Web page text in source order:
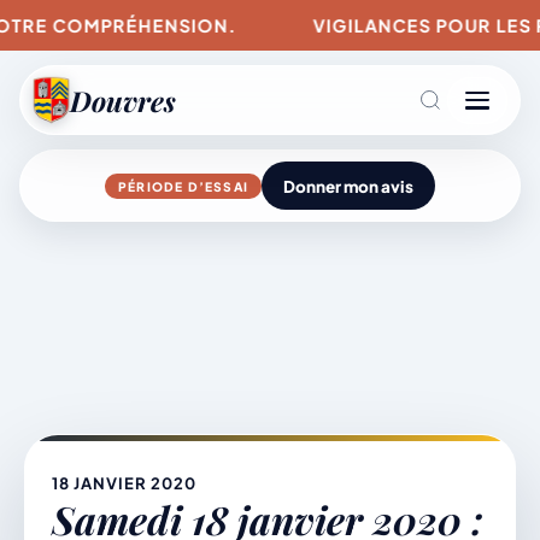
VIGILANCES POUR LES RISQUES
Douvres
Agenda
Mairie & Vie municipale
PÉRIODE D’ESSAI Donner mon avis
18 JANVIER 2020
Samedi 18 janvier 2020 :